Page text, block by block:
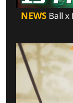
NEWS Ball x